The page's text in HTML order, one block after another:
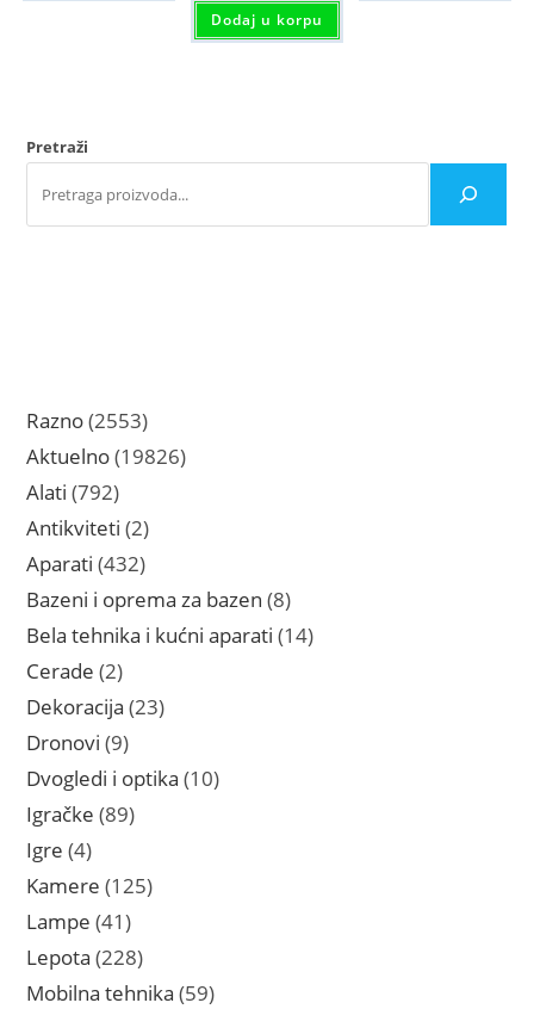
Dodaj u korpu
Pretraži
Razno 25532553
proizvoda
Aktuelno 1982619826
Alati 792792
proizvoda
Antikviteti 22
proizvoda
Aparati 432432
proizvoda
Bazeni i oprema za bazen 88
proizvoda
Bela tehnika i kućni aparati 1414
Cerade 22
proizvoda
Dekoracija 2323
Dronovi 99
proizvoda
Dvogledi i optika 1010
Igračke 8989
Igre 44
proizvoda
Kamere 125125
Lampe 4141
proizvod
Lepota 228228
proizvoda
Mobilna tehnika 5959